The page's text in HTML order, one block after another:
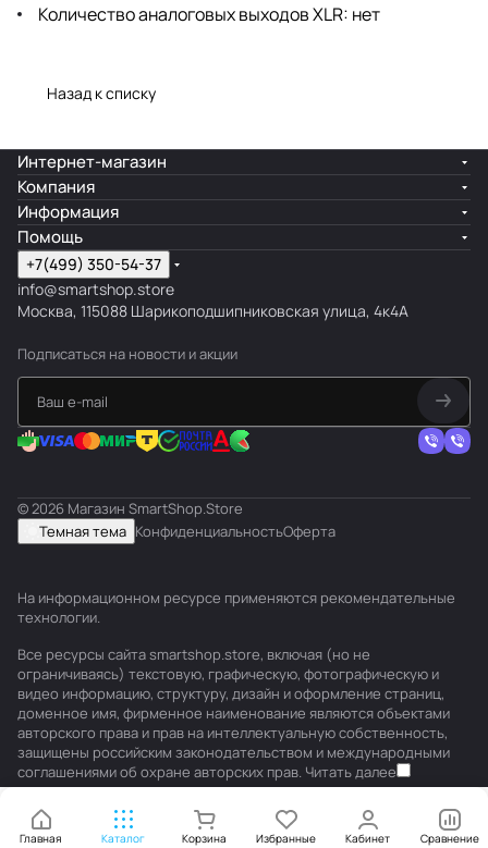
Количество аналоговых выходов XLR: нет
Назад к списку
Главная Каталог Корзина Избранные Кабинет Сравнение
Интернет-магазин
Компания
Информация
Помощь
+7(499) 350-54-37
info@smartshop.store
Москва, 115088 Шарикоподшипниковская улица, 4к4А
Подписаться на новости и акции
© 2026 Магазин SmartShop.Store
Темная тема КонфиденциальностьОферта
На информационном ресурсе применяются рекомендательные
технологии.
Все ресурсы сайта smartshop.store, включая (но не
ограничиваясь) текстовую, графическую, фотографическую и
видео информацию, структуру, дизайн и оформление страниц,
доменное имя, фирменное наименование являются объектами
авторского права и прав на интеллектуальную собственность,
защищены российским законодательством и международными
соглашениями об охране авторских прав. Читать далее